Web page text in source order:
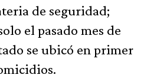
de seguridad;
el pasado mes de
se ubicó en primer